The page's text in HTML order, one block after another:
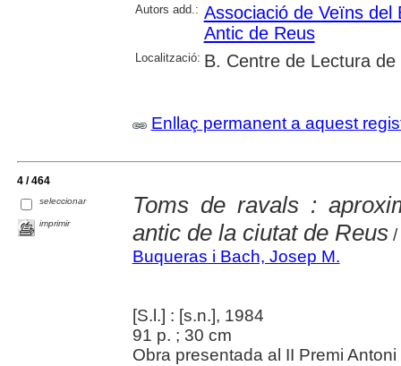
Autors add.: Associació de Veïns del
Antic de Reus
Localització: B. Centre de Lectura de
Enllaç permanent a aquest
4 / 464
seleccionar
imprimir
Toms de ravals :
antic de la ciutat de Reus/
Buqueras i Bach, Josep M.
[S.l.] : [s.n.], 1984
91 p. ; 30 cm
Obra presentada al II Premi